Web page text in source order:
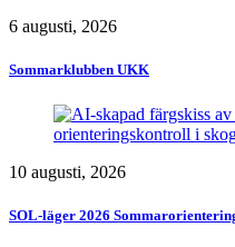
6 augusti, 2026
Sommarklubben UKK
10 augusti, 2026
SOL-läger 2026